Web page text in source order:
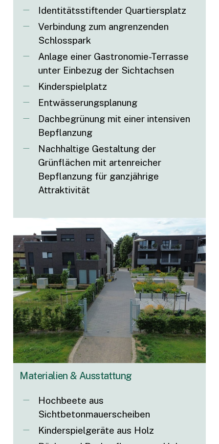
Identitätsstiftender Quartiersplatz
Verbindung zum angrenzenden
Schlosspark
Anlage einer Gastronomie-Terrasse
unter Einbezug der Sichtachsen
Kinderspielplatz
Entwässerungsplanung
Dachbegrünung mit einer intensiven
Bepflanzung
Nachhaltige Gestaltung der
Grünflächen mit artenreicher
Bepflanzung für ganzjährige
Attraktivität
Materialien & Ausstattung
Hochbeete aus
Sichtbetonmauerscheiben
Kinderspielgeräte aus Holz